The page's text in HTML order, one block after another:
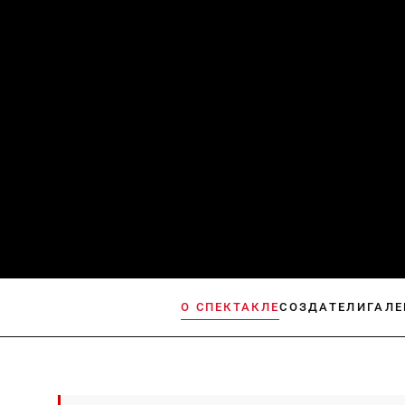
О СПЕКТАКЛЕСОЗДАТЕЛИ